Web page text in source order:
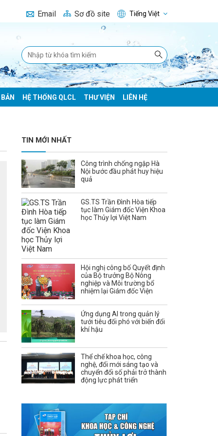
Email Sơ đồ site Tiếng Việt
HỆ THỐNG QLCL THƯ VIỆN LIÊN HỆ
TIN MỚI NHẤT
Công trình chống ngập Hà
Nội bước đầu phát huy hiệu
quả
GS.TS Trần Đình Hòa tiếp
tục làm Giám đốc Viện Khoa
học Thủy lợi Việt Nam
Hội nghị công bố Quyết định
của Bộ trưởng Bộ Nông
nghiệp và Môi trường bổ
nhiệm lại Giám đốc Viện
Ứng dụng AI trong quản lý
tưới tiêu đối phó với biến đổi
khí hậu
Thể chế khoa học, công
nghệ, đổi mới sáng tạo và
chuyển đổi số phải trở thành
động lực phát triển